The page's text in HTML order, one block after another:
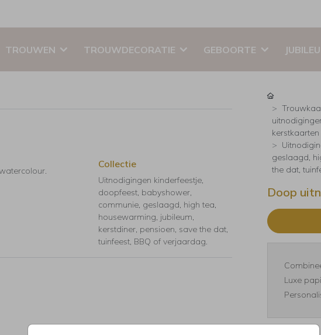
TROUWEN TROUWDECORATIE GEBOORTE
Collectie
Uitnodigingen kinderfeestje,
doopfeest, babyshower,
communie, geslaagd, high tea,
housewarming, jubileum,
kerstdiner, pensioen, save the dat,
tuinfeest, BBQ of verjaardag.
geslaagd,
the dat,
Doop
Luxe